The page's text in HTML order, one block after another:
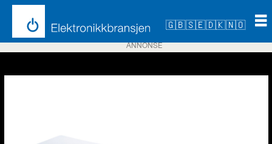
🇬🇧🇸🇪🇩🇰🇳🇴
Emne:
ANNONSE